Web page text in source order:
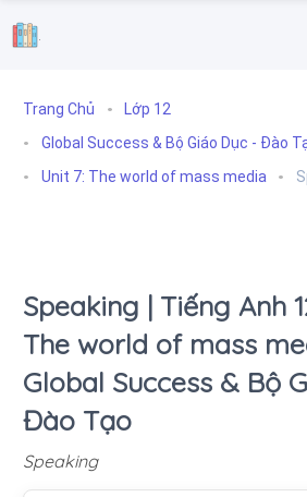
.
Trang Chủ
Lớp 12
Global Success & Bộ Giáo Dục - Đào
Unit 7: The world of mass media
Speaking | Tiếng Anh
The world of mass
Global Success & Bộ
Đào Tạo
Speaking